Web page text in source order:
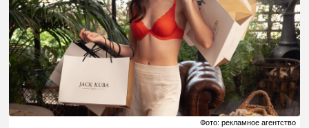
Фото: рекламное агентство